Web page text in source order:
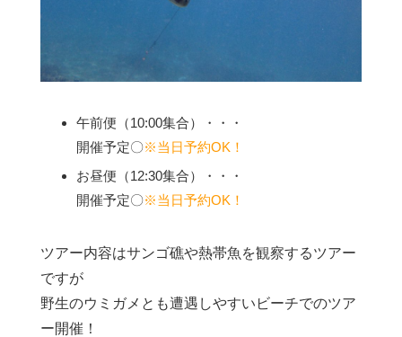
午前便（10:00集合）・・・
開催予定〇※当日予約OK！
お昼便（12:30集合）・・・
開催予定〇※当日予約OK！
ツアー内容はサンゴ礁や熱帯魚を観察するツアー
ですが
野生のウミガメとも遭遇しやすいビーチでのツア
ー開催！